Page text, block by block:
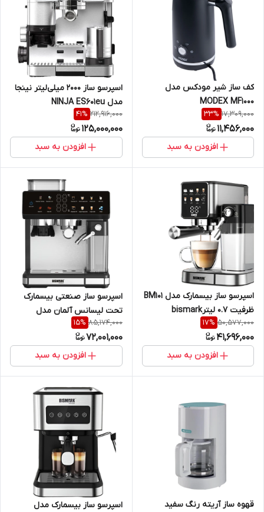
کف ساز شیر مودکس مدل
MODEX MF1000
17,309,000
33%
11,456,000
افزودن به سبد
اسپرسو ساز 2000 میلی‌لیتر نینجا
مدل NINJA ES601eu
212,916,000
41%
125,000,000
افزودن به سبد
اسپرسو ساز بیسمارک مدل BM101
ظرفیت ۰.۷ لیترbismark
50,577,000
17%
41,696,000
افزودن به سبد
اسپرسو ساز صنعتی بیسمارک
تحت لیسانس آلمان مدل
bismark BM100|bismark BM100
espresso maker
85,174,000
15%
72,001,000
افزودن به سبد
قهوه ساز آریته رنگ سفید
اسپرسو ساز بیسمارک مدل